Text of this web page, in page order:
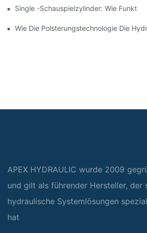
Single -Schauspielzylinder: Wie
Wie Die Polsterungstechnologie Die
APEX HYDRAULIC wurde 2009
und gilt als führender Hersteller, der
hydraulische Systemlösungen
hat